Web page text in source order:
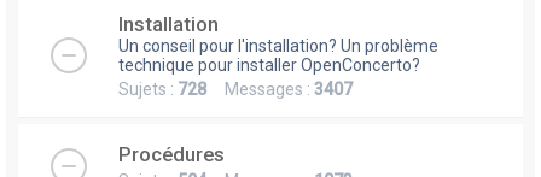
Installation
Un conseil pour l'installation? Un problème
technique pour installer OpenConcerto?
Sujets : 728 Messages : 3407
Procédures